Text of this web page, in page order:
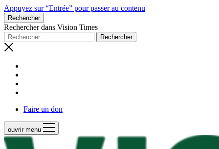
Appuyez sur “Entrée” pour passer au contenu
Rechercher
Rechercher dans Vision Times
Faire un don
ouvrir menu